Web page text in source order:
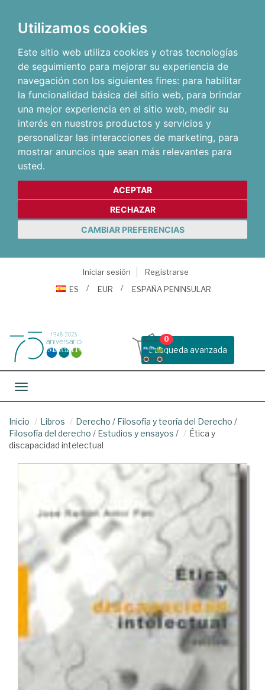
Utilizamos cookies
Este sitio web utiliza cookies y otras tecnologías
de seguimiento para mejorar su experiencia de
navegación con los siguientes fines: para habilitar
la funcionalidad básica del sitio web, para brindar
una mejor experiencia en el sitio web, medir su
interés en nuestros productos y servicios y
personalizar las interacciones de marketing, para
mostrar anuncios que sean más relevantes para
usted.
ACEPTAR
RECHAZAR
CAMBIAR PREFERENCIAS
Iniciar sesión
Registrarse
ES
EUR ESPAÑA PENINSULAR
Busqueda avanzada
0
Toggle navigation
Inicio Libros Derecho / Filosofía y teoría del Derecho /
Filosofía del derecho / Estudios y ensayos /
Ética y
discapacidad intelectual